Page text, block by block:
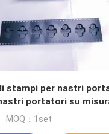
stampi per nastri
portatori su
MOQ：1set